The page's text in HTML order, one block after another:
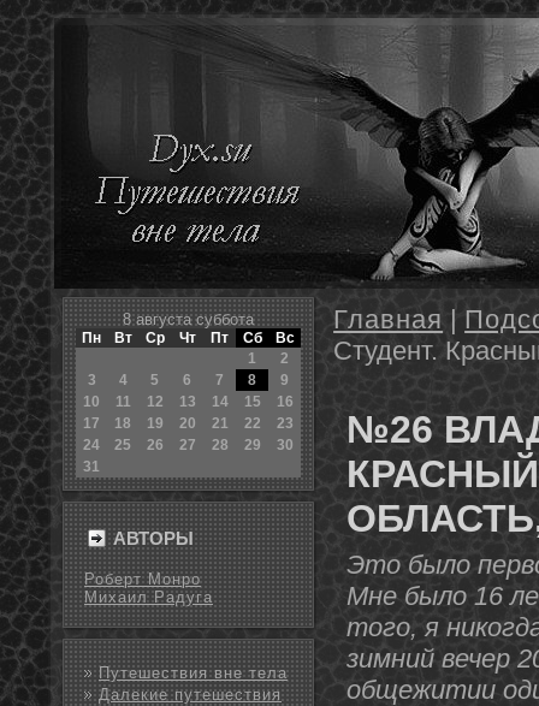
8 августа суббота
Пн Вт Ср Чт Пт Сб
Вс
1
2
3
4 5 6 7 8
9
10
11 12 13 14 15
16
17
18 19 20 21 22
23
24
25 26 27 28 29
30
31
АВТОРЫ
Роберт Монро
Михаил Радуга
Путешествия вне тела
Далекие путешествия
Главная |
Студент.
№26
Этο было
Мне было 16
тοго, я
зимний вечер
общежитии